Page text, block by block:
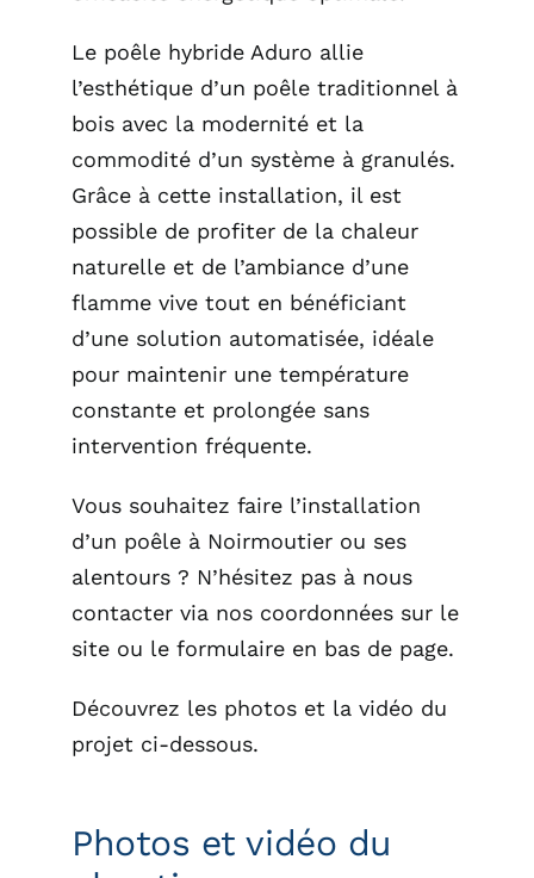
Le poêle hybride Aduro allie
l’esthétique d’un poêle traditionnel à
bois avec la modernité et la
commodité d’un système à granulés.
Grâce à cette installation, il est
possible de profiter de la chaleur
naturelle et de l’ambiance d’une
flamme vive tout en bénéficiant
d’une solution automatisée, idéale
pour maintenir une température
constante et prolongée sans
intervention fréquente.
Vous souhaitez faire l’installation
d’un poêle à Noirmoutier ou ses
alentours ? N’hésitez pas à nous
contacter via nos coordonnées sur le
site ou le formulaire en bas de page.
Découvrez les photos et la vidéo du
projet ci-dessous.
Photos et vidéo du